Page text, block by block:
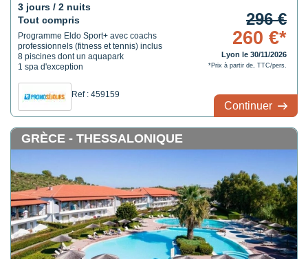
3 jours / 2 nuits
Tout compris
Programme Eldo Sport+ avec coachs
professionnels (fitness et tennis) inclus
8 piscines dont un aquapark
1 spa d'exception
Ref : 459159
296 €
260 €*
Lyon le 30/11/2026
*Prix à partir de, TTC/pers.
Continuer
GRÈCE - THESSALONIQUE